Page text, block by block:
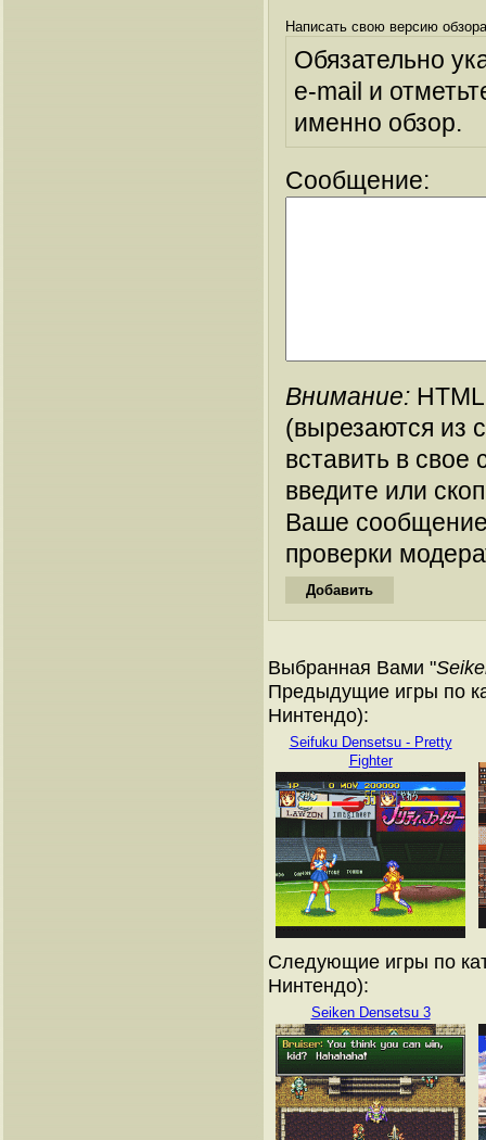
Написать свою версию
Обязательно
e-mail и
именно обзор.
Сообщение:
Внимание:
(вырезаются из
вставить в
введите или
Ваше
проверки
Выбранная Вами "
Предыдущие игры по
Нинтендо):
Seifuku Densetsu - Pretty
Fighter
Следующие игры по
Нинтендо):
Seiken Densetsu 3